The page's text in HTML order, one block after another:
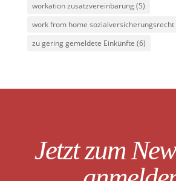
workation zusatzvereinbarung(5)
work from home sozialversicherungsrecht
zu gering gemeldete Einkünfte (6)
Jetzt zum